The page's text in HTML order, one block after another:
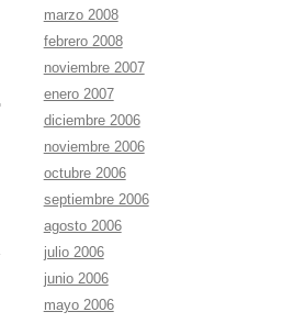
marzo 2008
febrero 2008
noviembre 2007
enero 2007
diciembre 2006
noviembre 2006
octubre 2006
septiembre 2006
agosto 2006
julio 2006
junio 2006
mayo 2006